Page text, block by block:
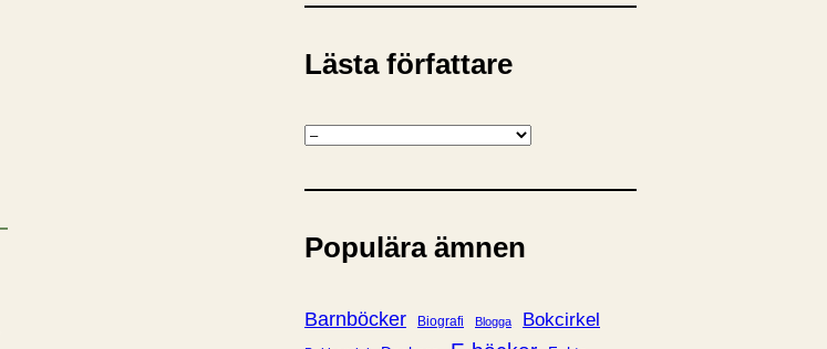
Lästa författare
K
t
g
i
Populära ämnen
Barnböcker Biografi Blogga Bokcirkel